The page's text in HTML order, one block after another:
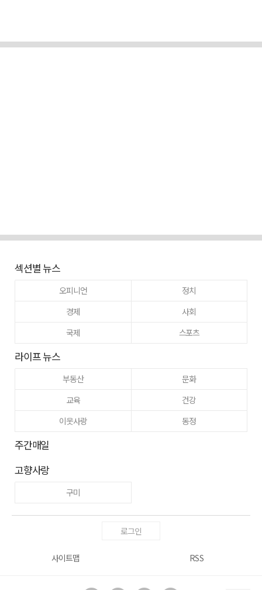
섹션별 뉴스
오피니언
정치
경제
사회
국제
스포츠
라이프 뉴스
부동산
문화
교육
건강
이웃사랑
동정
주간매일
고향사랑
구미
로그인
사이트맵 RSS